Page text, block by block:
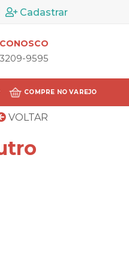
Cadastrar
3209-9595
COMPRE NO VAREJO
VOLTAR